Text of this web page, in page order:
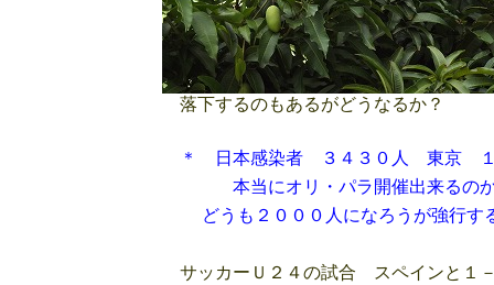
落下するのもあるがどうなるか？
＊ 日本感染者 ３４３０人 東京 １
本当にオリ・パラ開催出来るのか
どうも２０００人になろうが強行す
サッカーＵ２４の試合 スペインと１